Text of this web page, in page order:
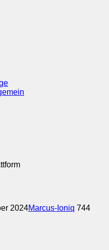
Ioniq 5
2024Marcus-Ioniq 744